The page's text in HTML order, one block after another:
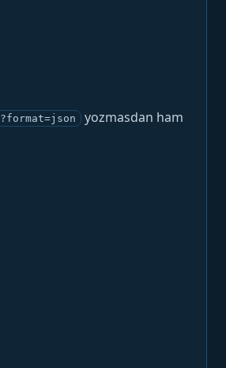
?format=json
yozmasdan ham